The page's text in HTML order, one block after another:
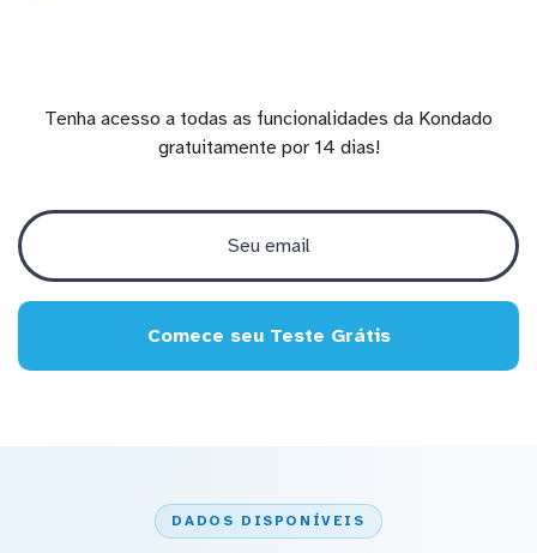
Tenha acesso a todas as funcionalidades da Kondado
gratuitamente por 14 dias!
Comece seu Teste Grátis
DADOS DISPONÍVEIS